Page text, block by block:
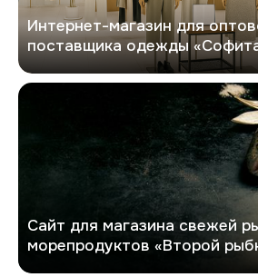
Интернет-магазин для
поставщика одежды
Второй рыбный
Сайт для магазина свежей
морепродуктов «Второй